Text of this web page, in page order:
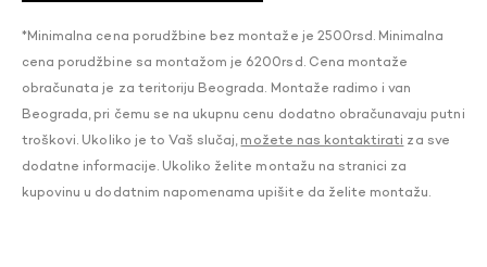
*Minimalna cena porudžbine bez montaže je 2500rsd. Minimalna
cena porudžbine sa montažom je 6200rsd. Cena montaže
obračunata je za teritoriju Beograda. Montaže radimo i van
Beograda, pri čemu se na ukupnu cenu dodatno obračunavaju putni
troškovi. Ukoliko je to Vaš slučaj, možete nas kontaktirati za sve
dodatne informacije. Ukoliko želite montažu na stranici za
kupovinu u dodatnim napomenama upišite da želite montažu.